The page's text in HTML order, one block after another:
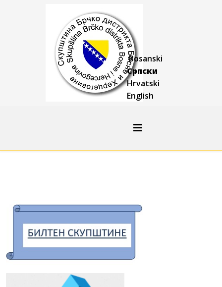
Bosanski
Српски
Hrvatski
English